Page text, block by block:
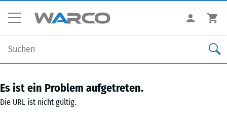
Es ist ein Problem aufgetreten.
Die URL ist nicht gültig.